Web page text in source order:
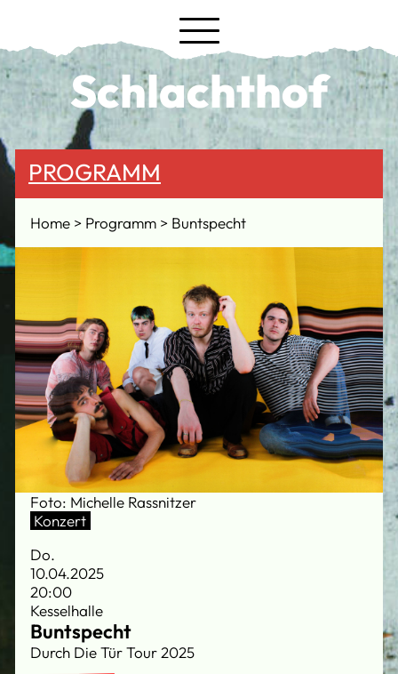
Schlachthof
PROGRAMM
Home Programm Buntspecht
Foto: Michelle Rassnitzer
Konzert
Do.
10.04.2025
20:00
Kesselhalle
Buntspecht
Durch Die Tür Tour 2025